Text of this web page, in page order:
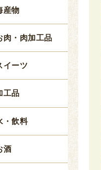
産物
肉・肉加工品
イーツ
工品
・飲料
酒